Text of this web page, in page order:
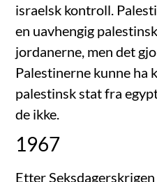
israelsk kontroll.
en uavhengig
jordanerne, men det
Palestinerne kunne ha
palestinsk stat fra
de ikke.
1967
Etter